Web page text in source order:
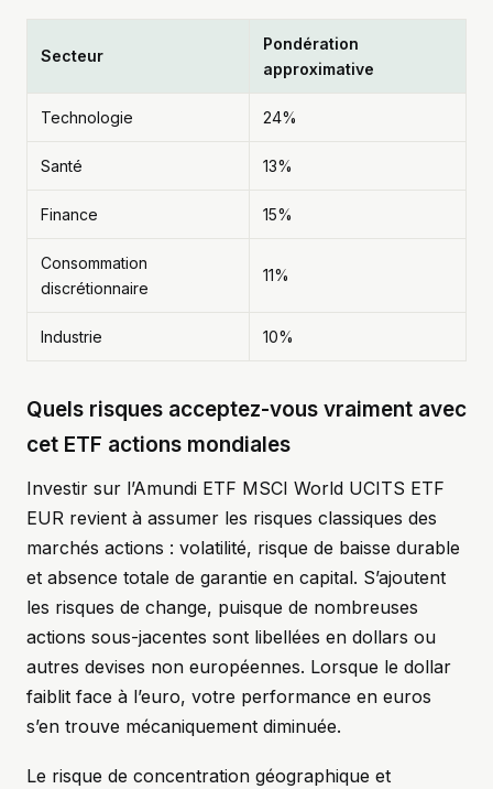
Secteur
Pondération
approximative
Technologie 24%
Santé 13%
Finance 15%
Consommation
discrétionnaire
11%
Industrie 10%
Quels risques acceptez-vous vraiment avec
cet ETF actions mondiales
Investir sur l’Amundi ETF MSCI World UCITS ETF
EUR revient à assumer les risques classiques des
marchés actions : volatilité, risque de baisse durable
et absence totale de garantie en capital. S’ajoutent
les risques de change, puisque de nombreuses
actions sous-jacentes sont libellées en dollars ou
autres devises non européennes. Lorsque le dollar
faiblit face à l’euro, votre performance en euros
s’en trouve mécaniquement diminuée.
Le risque de concentration géographique et